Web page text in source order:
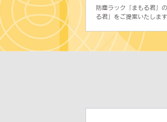
防塵ラック「まもる君」
る君」をご提案いたします